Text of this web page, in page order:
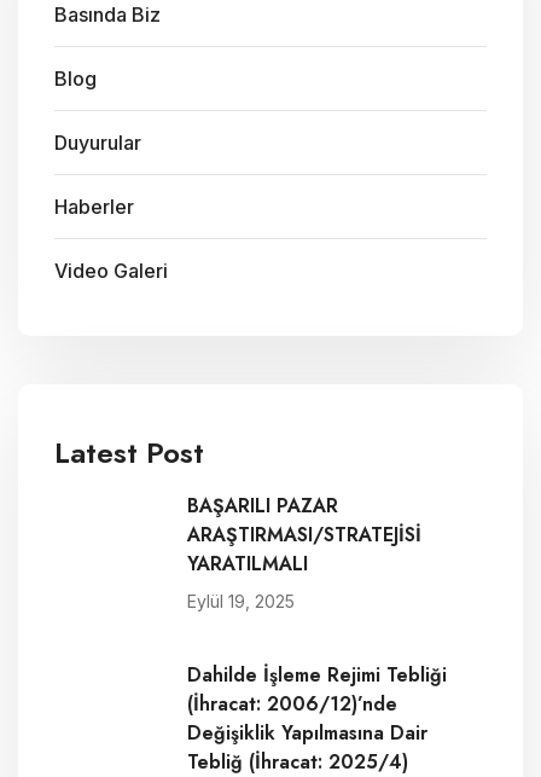
Basında Biz
Blog
Duyurular
Haberler
Video Galeri
Latest Post
BAŞARILI PAZAR
ARAŞTIRMASI/STRATEJİSİ
YARATILMALI
Eylül 19, 2025
Dahilde İşleme Rejimi Tebliği
(İhracat: 2006/12)’nde
Değişiklik Yapılmasına Dair
Tebliğ (İhracat: 2025/4)